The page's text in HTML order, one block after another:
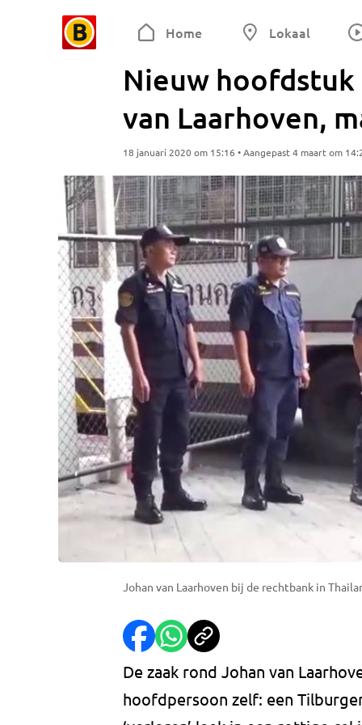
Home Lokaal
Nieuw
van Laarhoven,
18 januari 2020 om 15:16 • Aangepast 4 maart om
Johan van Laarhoven bij de rechtbank in
De zaak rond Johan van
hoofdpersoon zelf: een